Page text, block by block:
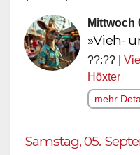
Mittwoch
»Vieh-
??:?? |
Höxter
mehr
Samstag, 05.